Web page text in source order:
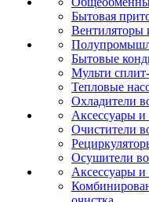
Бытовая
Вентиляторы
Бытовые
Мульти
Тепловые
Охладители
Аксессуары и
Очистители
Осушители
Аксессуары и